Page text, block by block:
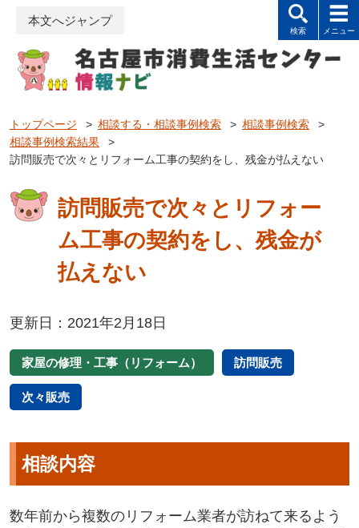
本文へジャンプ
トップページ > 相談する・相談事例検索 > 相談事例検索
>
相談事例検索結果
>
訪問販売で次々とリフォーム工事の契約をし、残金が払えない
訪問販売で次々とリフォー
ム工事の契約をし、残金が
払えない
更新日：2021年2月18日
家屋の修理・工事（リフォーム） 訪問販売
次々販売
相談内容
数年前から複数のリフォーム業者が訪ねて来るよう